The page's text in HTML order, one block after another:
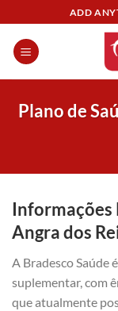
content
ADD
Plano de
Informações
Angra dos
A Bradesco Saúde
suplementar, com
que atualmente